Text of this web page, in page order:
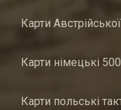
Карти
Карти німецькі
Карти польські